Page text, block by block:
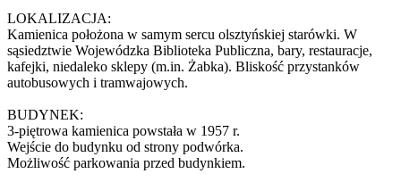
LOKALIZACJA:
Kamienica położona w samym sercu olsztyńskiej starówki. W
sąsiedztwie Wojewódzka Biblioteka Publiczna, bary, restauracje,
kafejki, niedaleko sklepy (m.in. Żabka). Bliskość przystanków
autobusowych i tramwajowych.
BUDYNEK:
3-piętrowa kamienica powstała w 1957 r.
Wejście do budynku od strony podwórka.
Możliwość parkowania przed budynkiem.